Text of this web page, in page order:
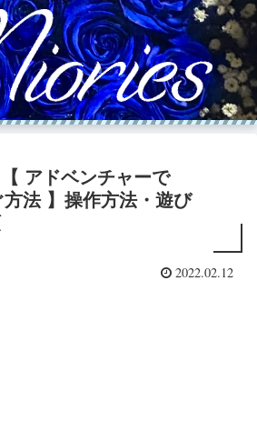
アドベンチャーで
法 】操作方法・遊び
2022.02.12